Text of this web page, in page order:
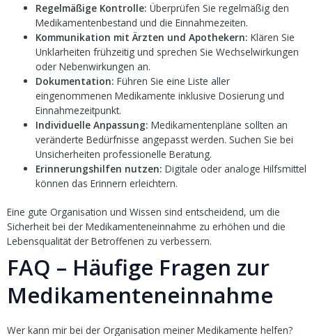
Regelmäßige Kontrolle: Überprüfen Sie regelmäßig den
Medikamentenbestand und die Einnahmezeiten.
Kommunikation mit Ärzten und Apothekern: Klären Sie
Unklarheiten frühzeitig und sprechen Sie Wechselwirkungen
oder Nebenwirkungen an.
Dokumentation: Führen Sie eine Liste aller
eingenommenen Medikamente inklusive Dosierung und
Einnahmezeitpunkt.
Individuelle Anpassung: Medikamentenpläne sollten an
veränderte Bedürfnisse angepasst werden. Suchen Sie bei
Unsicherheiten professionelle Beratung.
Erinnerungshilfen nutzen: Digitale oder analoge Hilfsmittel
können das Erinnern erleichtern.
Eine gute Organisation und Wissen sind entscheidend, um die
Sicherheit bei der Medikamenteneinnahme zu erhöhen und die
Lebensqualität der Betroffenen zu verbessern.
FAQ – Häufige Fragen zur
Medikamenteneinnahme
Wer kann mir bei der Organisation meiner Medikamente helfen?